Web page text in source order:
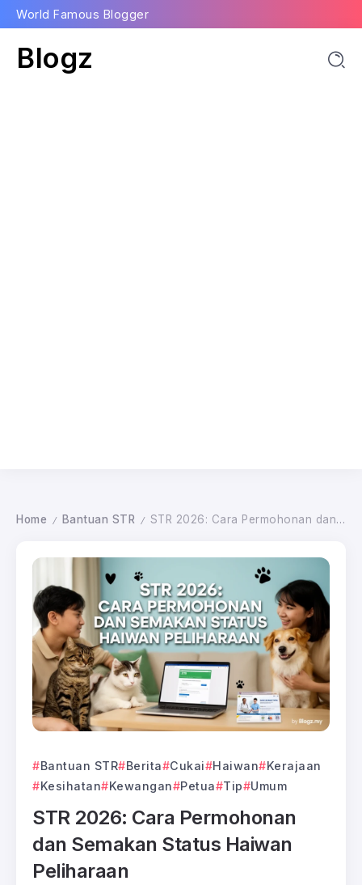
World Famous Blogger
Blogz
Home / Bantuan STR / STR 2026: Cara Permohonan dan Semakan Status Haiwan Peliharaan
Bantuan STR Berita Cukai Haiwan
Kerajaan
Kesihatan
Kewangan Petua Tip Umum
STR 2026: Cara Permohonan
dan Semakan Status Haiwan
Peliharaan